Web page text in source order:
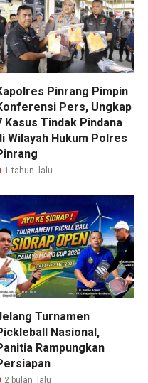
Pinrang Pimpin
Pers, Ungkap
Kasus Tindak Pindana
Wilayah Hukum Polres
1 tahun lalu
Turnamen
Nasional,
Rampungkan
2 bulan lalu